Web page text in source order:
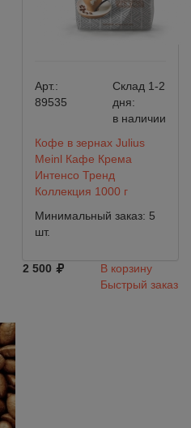
Арт.:
89535
Склад 1-2
дня:
в наличии
Кофе в зернах Julius
Meinl Кафе Крема
Интенсо Тренд
Коллекция 1000 г
Минимальный заказ: 5
шт.
2 500
В корзину
Быстрый заказ